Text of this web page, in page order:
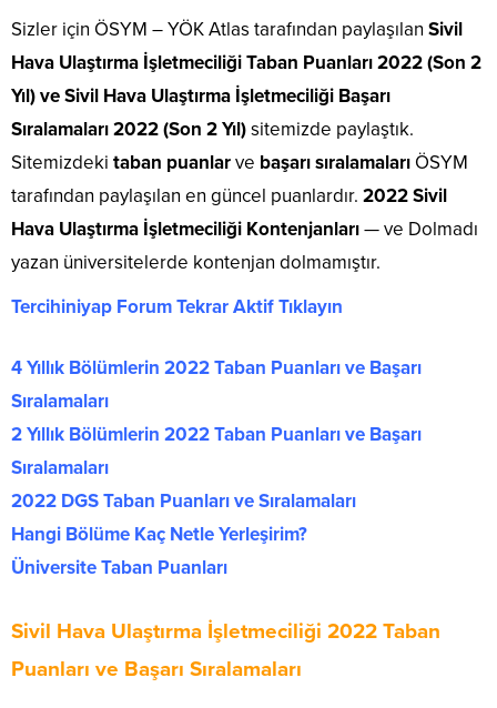
Sizler için ÖSYM – YÖK Atlas tarafından paylaşılan Sivil
Hava Ulaştırma İşletmeciliği Taban Puanları 2022 (Son 2
Yıl) ve Sivil Hava Ulaştırma İşletmeciliği Başarı
Sıralamaları 2022 (Son 2 Yıl)sitemizde paylaştık.
Sitemizdeki taban puanlarve başarı sıralamaları ÖSYM
tarafından paylaşılan en güncel puanlardır. 2022 Sivil
Hava Ulaştırma İşletmeciliği Kontenjanları— ve Dolmadı
yazan üniversitelerde kontenjan dolmamıştır.
Tercihiniyap Forum Tekrar Aktif Tıklayın
4 Yıllık Bölümlerin 2022 Taban Puanları ve Başarı
Sıralamaları
2 Yıllık Bölümlerin 2022 Taban Puanları ve Başarı
Sıralamaları
2022 DGS Taban Puanları ve Sıralamaları
Hangi Bölüme Kaç Netle Yerleşirim?
Üniversite Taban Puanları
Sivil Hava Ulaştırma İşletmeciliği 2022 Taban
Puanları ve Başarı Sıralamaları